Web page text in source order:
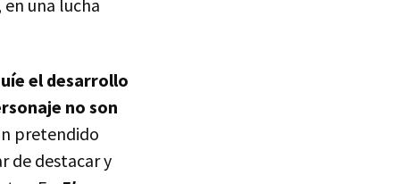
una lucha
el desarrollo
no son
pretendido
de destacar y